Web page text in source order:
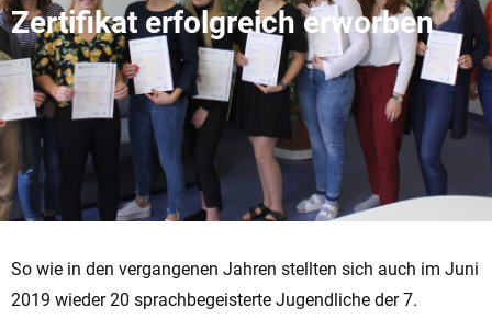
Zertifikat erfolgreich erworben
So wie in den vergangenen Jahren stellten sich auch im Juni
2019 wieder 20 sprachbegeisterte Jugendliche der 7.